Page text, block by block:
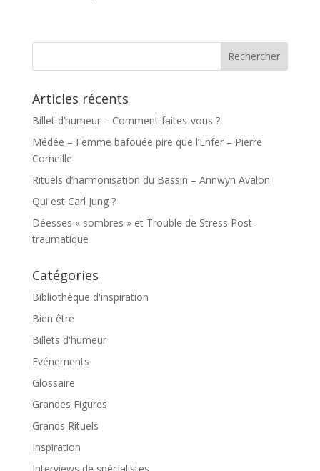
Articles récents
Billet d’humeur – Comment faites-vous ?
Médée – Femme bafouée pire que l’Enfer – Pierre
Corneille
Rituels d’harmonisation du Bassin – Annwyn Avalon
Qui est Carl Jung ?
Déesses « sombres » et Trouble de Stress Post-
traumatique
Catégories
Bibliothèque d'inspiration
Bien être
Billets d'humeur
Evénements
Glossaire
Grandes Figures
Grands Rituels
Inspiration
Interviews de spécialistes